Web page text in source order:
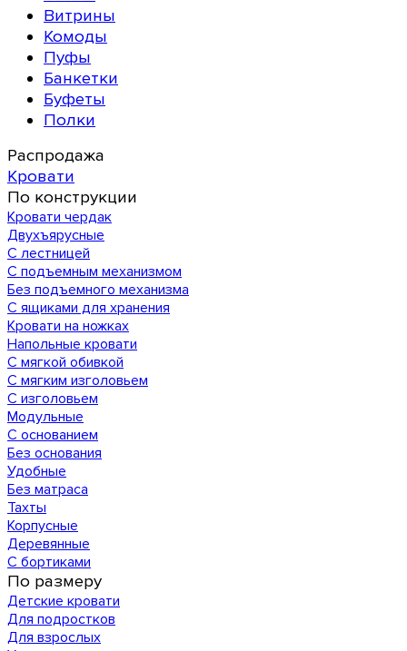
Витрины
Комоды
Пуфы
Банкетки
Буфеты
Полки
Распродажа
Кровати
По конструкции
Кровати чердак
Двухъярусные
С лестницей
С подъемным механизмом
Без подъемного механизма
С ящиками для хранения
Кровати на ножках
Напольные кровати
С мягкой обивкой
С мягким изголовьем
С изголовьем
Модульные
С основанием
Без основания
Удобные
Без матраса
Тахты
Корпусные
Деревянные
С бортиками
По размеру
Детские кровати
Для подростков
Для взрослых